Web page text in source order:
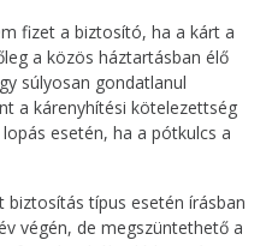
fizet a biztosító, ha a kárt a
a közös háztartásban élő
súlyosan gondatlanul
a kárenyhítési kötelezettség
esetén, ha a pótkulcs a
típus esetén írásban
végén, de megszüntethető a